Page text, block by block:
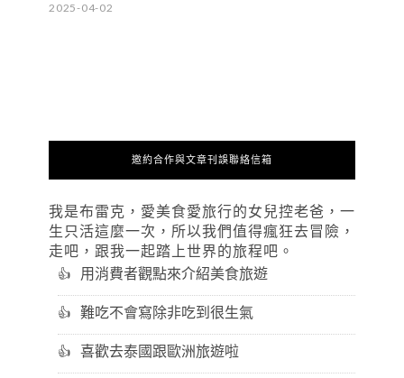
2025-04-02
邀約合作與文章刊誤聯絡信箱
我是布雷克，愛美食愛旅行的女兒控老爸，一
生只活這麼一次，所以我們值得瘋狂去冒險，
走吧，跟我一起踏上世界的旅程吧。
用消費者觀點來介紹美食旅遊
難吃不會寫除非吃到很生氣
喜歡去泰國跟歐洲旅遊啦